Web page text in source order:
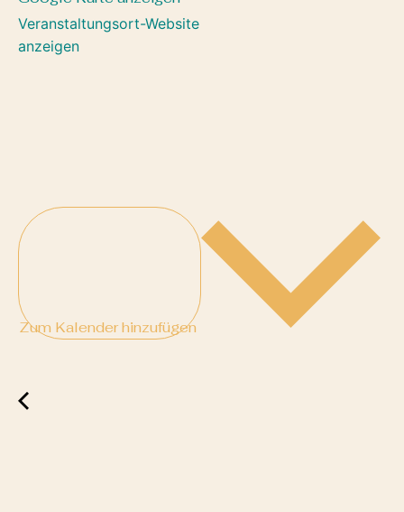
Veranstaltungsort-Website
anzeigen
Zum Kalender hinzufügen